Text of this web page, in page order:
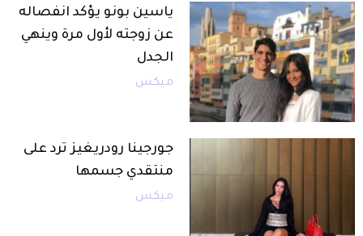
ياسين بونو يؤكد انفصاله
عن زوجته لأول مرة وينهي
الجدل
ميكس
جورجينا رودريغيز ترد على
منتقدي جسمها
ميكس